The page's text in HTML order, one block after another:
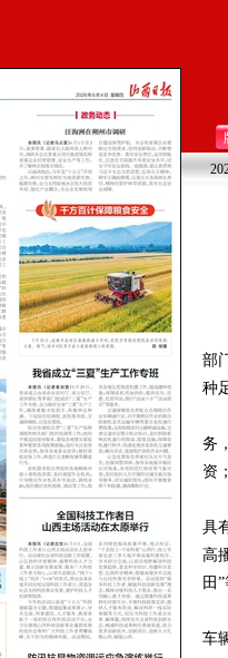
部
种
务
资
具
高
田
车